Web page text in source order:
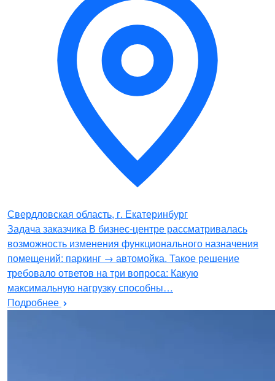
Свердловская область, г. Екатеринбург
Задача заказчика В бизнес-центре рассматривалась
возможность изменения функционального назначения
помещений: паркинг → автомойка. Такое решение
требовало ответов на три вопроса: Какую
максимальную нагрузку способны…
Подробнее